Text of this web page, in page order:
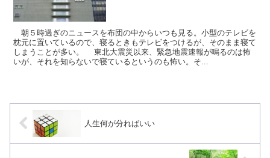
朝５時過ぎのニュースを布団の中からいつも見る。小型のテレビを
枕元に置いているので、寝るときもテレビをつけるが、そのまま寝て
しまうことが多い。 東北大震災以来、緊急地震速報が鳴るのは怖
いが、それを知らないで寝ているというのも怖い。そ...
人生何が分ればいい